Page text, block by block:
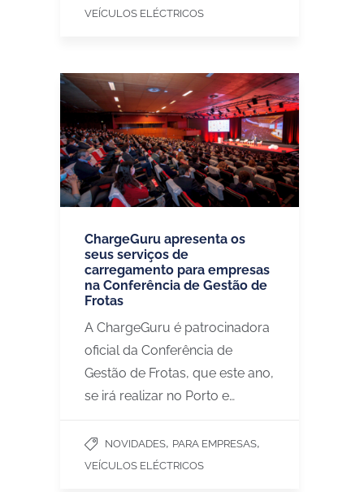
VEÍCULOS ELÉCTRICOS
ChargeGuru apresenta os
seus serviços de
carregamento para empresas
na Conferência de Gestão de
Frotas
A ChargeGuru é patrocinadora
oficial da Conferência de
Gestão de Frotas, que este ano,
se irá realizar no Porto e…
NOVIDADES, PARA EMPRESAS,
VEÍCULOS ELÉCTRICOS